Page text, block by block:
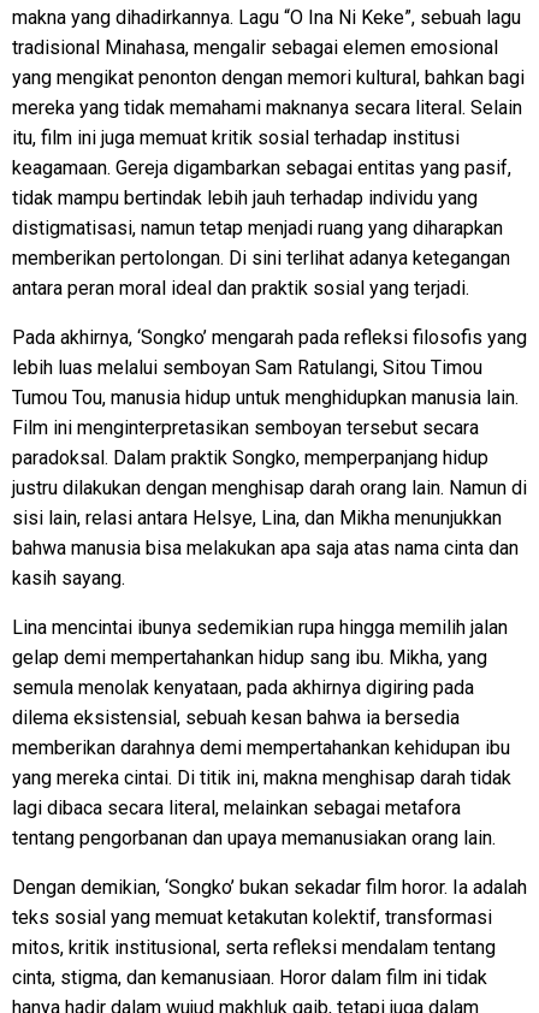
makna yang dihadirkannya. Lagu “O Ina Ni Keke”, sebuah lagu
tradisional Minahasa, mengalir sebagai elemen emosional
yang mengikat penonton dengan memori kultural, bahkan bagi
mereka yang tidak memahami maknanya secara literal. Selain
itu, film ini juga memuat kritik sosial terhadap institusi
keagamaan. Gereja digambarkan sebagai entitas yang pasif,
tidak mampu bertindak lebih jauh terhadap individu yang
distigmatisasi, namun tetap menjadi ruang yang diharapkan
memberikan pertolongan. Di sini terlihat adanya ketegangan
antara peran moral ideal dan praktik sosial yang terjadi.
Pada akhirnya, ‘Songko’ mengarah pada refleksi filosofis yang
lebih luas melalui semboyan Sam Ratulangi, Sitou Timou
Tumou Tou, manusia hidup untuk menghidupkan manusia lain.
Film ini menginterpretasikan semboyan tersebut secara
paradoksal. Dalam praktik Songko, memperpanjang hidup
justru dilakukan dengan menghisap darah orang lain. Namun di
sisi lain, relasi antara Helsye, Lina, dan Mikha menunjukkan
bahwa manusia bisa melakukan apa saja atas nama cinta dan
kasih sayang.
Lina mencintai ibunya sedemikian rupa hingga memilih jalan
gelap demi mempertahankan hidup sang ibu. Mikha, yang
semula menolak kenyataan, pada akhirnya digiring pada
dilema eksistensial, sebuah kesan bahwa ia bersedia
memberikan darahnya demi mempertahankan kehidupan ibu
yang mereka cintai. Di titik ini, makna menghisap darah tidak
lagi dibaca secara literal, melainkan sebagai metafora
tentang pengorbanan dan upaya memanusiakan orang lain.
Dengan demikian, ‘Songko’ bukan sekadar film horor. Ia adalah
teks sosial yang memuat ketakutan kolektif, transformasi
mitos, kritik institusional, serta refleksi mendalam tentang
cinta, stigma, dan kemanusiaan. Horor dalam film ini tidak
hanya hadir dalam wujud makhluk gaib, tetapi juga dalam